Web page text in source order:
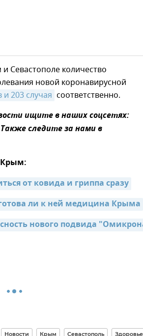
Севастополе количество
новой коронавирусной
и 203 случая соответственно.
ищите в наших соцсетях:
следите за нами в
Крым:
от ковида и гриппа сразу
ли к ней медицина Крыма
нового подвида
Новости Крым Севастополь Здоровье